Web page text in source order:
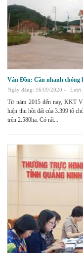
Vân Đồn: Cần nhanh chóng
Ngày đăng: 16/09/2020 - Lượt
Từ năm 2015 đến nay, KKT
hiện thu hồi đất của 3.399 tổ
trên 2.580ha. Có rất...